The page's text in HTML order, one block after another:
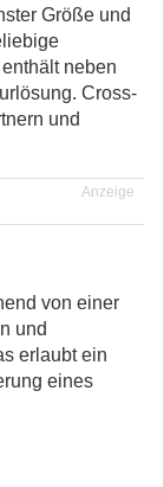
Größe und
neben
Cross-
und
Anzeige
von einer
und
erlaubt ein
eines